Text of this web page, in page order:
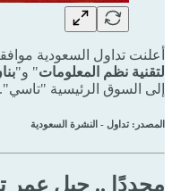
أعلنت تداول السعودية
لتقنية نظم المعلومات" و"
إلى السوق الرئيسية "تاسي".
المصدر: تداول - النشرة السعودية